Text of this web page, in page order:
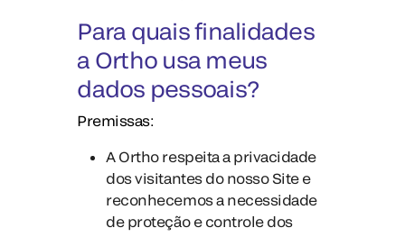
Para quais finalidades
a Ortho usa meus
dados pessoais?
Premissas:
A Ortho respeita a privacidade
dos visitantes do nosso Site e
reconhecemos a necessidade
de proteção e controle dos